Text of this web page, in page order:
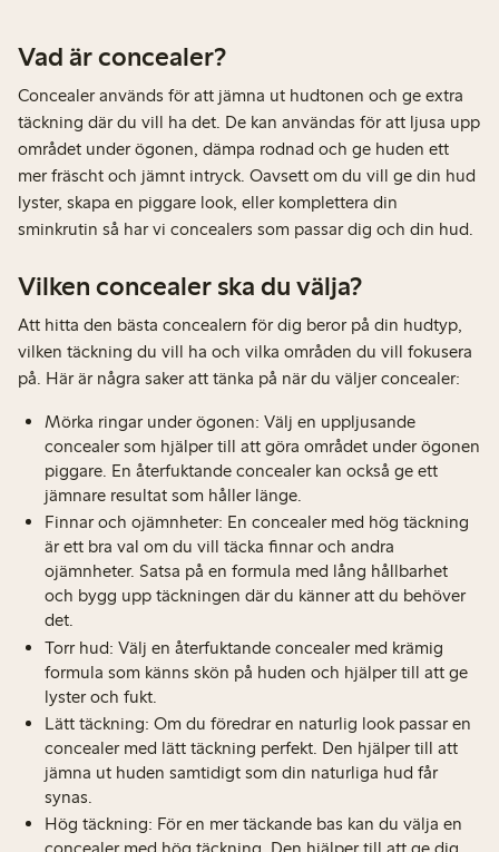
Vad är concealer?
Concealer används för att jämna ut hudtonen och ge extra
täckning där du vill ha det. De kan användas för att ljusa upp
området under ögonen, dämpa rodnad och ge huden ett
mer fräscht och jämnt intryck. Oavsett om du vill ge din hud
lyster, skapa en piggare look, eller komplettera din
sminkrutin så har vi concealers som passar dig och din hud.
Vilken concealer ska du välja?
Att hitta den bästa concealern för dig beror på din hudtyp,
vilken täckning du vill ha och vilka områden du vill fokusera
på. Här är några saker att tänka på när du väljer concealer:
Mörka ringar under ögonen: Välj en uppljusande
concealer som hjälper till att göra området under ögonen
piggare. En återfuktande concealer kan också ge ett
jämnare resultat som håller länge.
Finnar och ojämnheter: En concealer med hög täckning
är ett bra val om du vill täcka finnar och andra
ojämnheter. Satsa på en formula med lång hållbarhet
och bygg upp täckningen där du känner att du behöver
det.
Torr hud: Välj en återfuktande concealer med krämig
formula som känns skön på huden och hjälper till att ge
lyster och fukt.
Lätt täckning: Om du föredrar en naturlig look passar en
concealer med lätt täckning perfekt. Den hjälper till att
jämna ut huden samtidigt som din naturliga hud får
synas.
Hög täckning: För en mer täckande bas kan du välja en